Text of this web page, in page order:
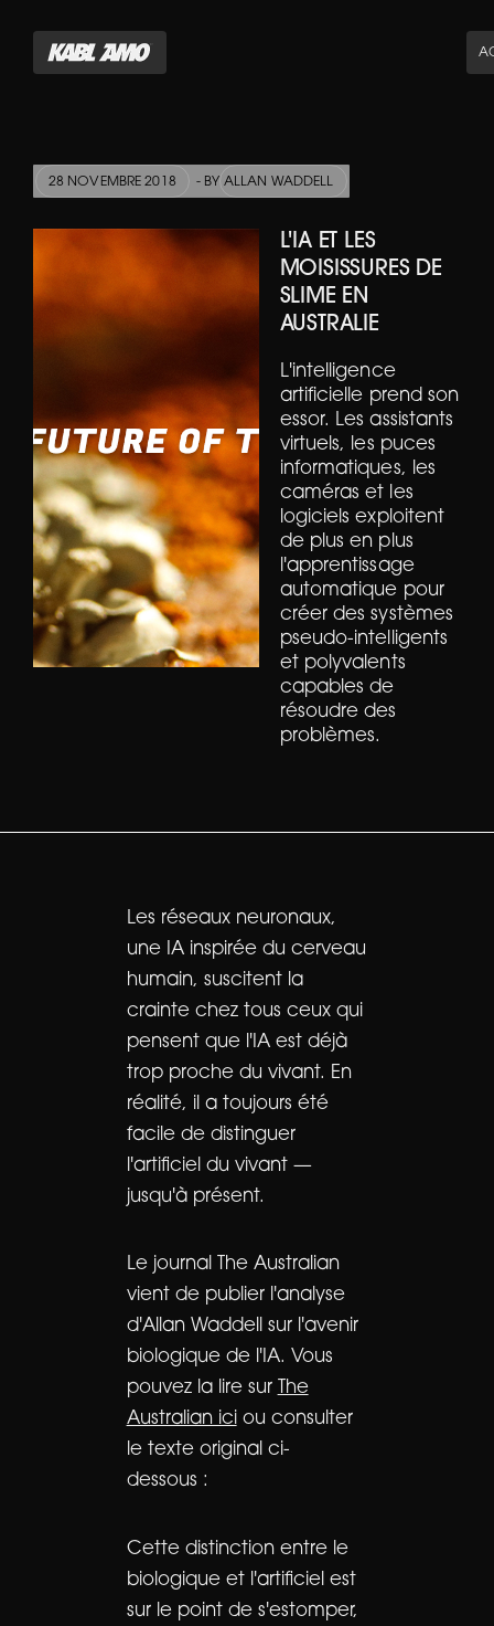
28 NOVEMBRE 2018 - BY ALLAN WADDELL
L'IA ET LES
MOISISSURES DE
SLIME EN
AUSTRALIE
L'intelligence
artificielle prend son
essor. Les assistants
virtuels, les puces
informatiques, les
caméras et les
logiciels exploitent
de plus en plus
l'apprentissage
automatique pour
créer des systèmes
pseudo-intelligents
et polyvalents
capables de
résoudre des
problèmes.
Les réseaux neuronaux,
une IA inspirée du cerveau
humain, suscitent la
crainte chez tous ceux qui
pensent que l'IA est déjà
trop proche du vivant. En
réalité, il a toujours été
facile de distinguer
l'artificiel du vivant —
jusqu'à présent.
Le journal The Australian
vient de publier l'analyse
d'Allan Waddell sur l'avenir
biologique de l'IA. Vous
pouvez la lire sur The
Australian iciou consulter
le texte original ci-
dessous :
Cette distinction entre le
biologique et l'artificiel est
sur le point de s'estomper,